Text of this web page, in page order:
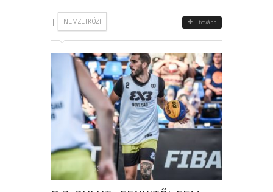
| NEMZETKÖZI tovább